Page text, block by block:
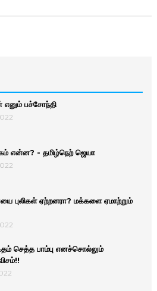
எனும் பச்சோந்தி
என்ன? - தமிழ்நெற் ஜெயா
புலிகள் ஏற்றனரா? மக்களை ஏமாற்றும்
செத்த பாம்பு எனச்சொல்லும்